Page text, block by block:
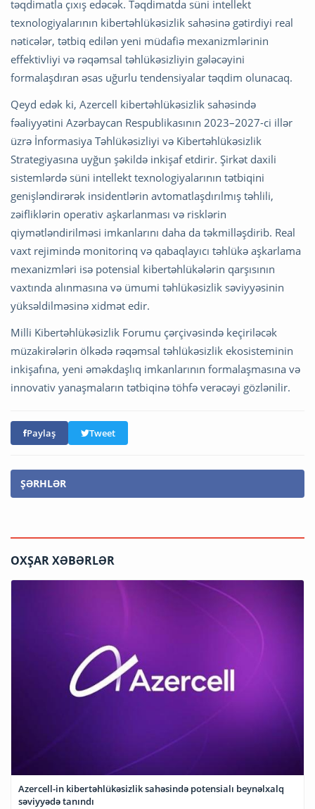
təqdimatla çıxış edəcək. Təqdimatda süni intellekt
texnologiyalarının kibertəhlükəsizlik sahəsinə gətirdiyi real
nəticələr, tətbiq edilən yeni müdafiə mexanizmlərinin
effektivliyi və rəqəmsal təhlükəsizliyin gələcəyini
formalaşdıran əsas uğurlu tendensiyalar təqdim olunacaq.
Qeyd edək ki, Azercell kibertəhlükəsizlik sahəsində
fəaliyyətini Azərbaycan Respublikasının 2023–2027-ci illər
üzrə İnformasiya Təhlükəsizliyi və Kibertəhlükəsizlik
Strategiyasına uyğun şəkildə inkişaf etdirir. Şirkət daxili
sistemlərdə süni intellekt texnologiyalarının tətbiqini
genişləndirərək insidentlərin avtomatlaşdırılmış təhlili,
zəifliklərin operativ aşkarlanması və risklərin
qiymətləndirilməsi imkanlarını daha da təkmilləşdirib. Real
vaxt rejimində monitorinq və qabaqlayıcı təhlükə aşkarlama
mexanizmləri isə potensial kibertəhlükələrin qarşısının
vaxtında alınmasına və ümumi təhlükəsizlik səviyyəsinin
yüksəldilməsinə xidmət edir.
Milli Kibertəhlükəsizlik Forumu çərçivəsində keçiriləcək
müzakirələrin ölkədə rəqəmsal təhlükəsizlik ekosisteminin
inkişafına, yeni əməkdaşlıq imkanlarının formalaşmasına və
innovativ yanaşmaların tətbiqinə töhfə verəcəyi gözlənilir.
Paylaş Tweet
ŞƏRHLƏR
OXŞAR XƏBƏRLƏR
Azercell-in kibertəhlükəsizlik sahəsində potensialı beynəlxalq
səviyyədə tanındı